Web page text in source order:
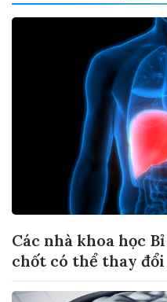
Các nhà khoa học
chốt có thể thay